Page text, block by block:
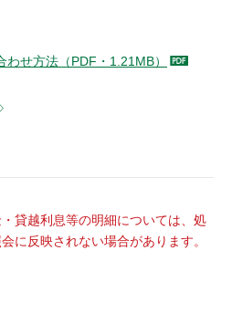
せ方法（PDF・1.21MB）
貸越利息等の明細については、処
に反映されない場合があります。